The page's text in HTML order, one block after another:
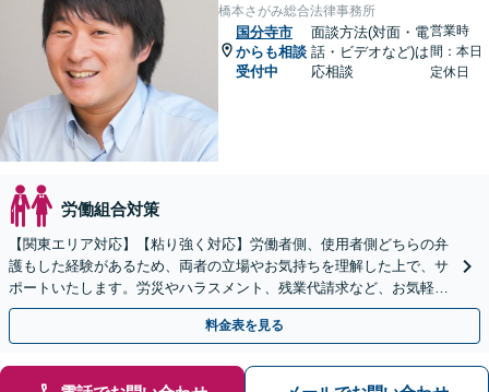
橋本さがみ総合法律事務所
国分寺市
からも相談
受付中
面談方法(対面・電
話・ビデオなど)は
応相談
営業時
間：本日
定休日
労働組合対策
【関東エリア対応】【粘り強く対応】労働者側、使用者側どちらの弁
護もした経験があるため、両者の立場やお気持ちを理解した上で、サ
ポートいたします。労災やハラスメント、残業代請求など、お気軽に
ご相談ください【休日・夜間面談可】
料金表を見る